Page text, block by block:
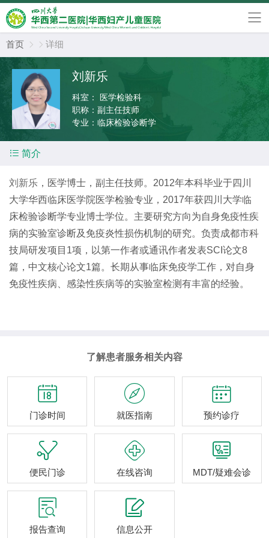
首页   详细
刘新乐
科室：
医学检验科
职称： 副主任技师
专业： 临床检验诊断学
 简介
刘新乐 ，医学博士，副主任技师。2012年本科毕业于四川
大学华西临床医学院医学检验专业，2017年获四川大学临
床检验诊断学专业博士学位。主要研究方向为自身免疫性疾
病的实验室诊断及免疫炎性损伤机制的研究。负责成都市科
技局研发项目1项，以第一作者或通讯作者发表SCI论文8
篇，中文核心论文1篇。长期从事临床免疫学工作，对自身
免疫性疾病、感染性疾病等的实验室检测有丰富的经验。
了解患者服务相关内容

门诊时间

就医指南

预约诊疗

便民门诊

在线咨询

MDT/疑难会诊

报告查询

信息公开